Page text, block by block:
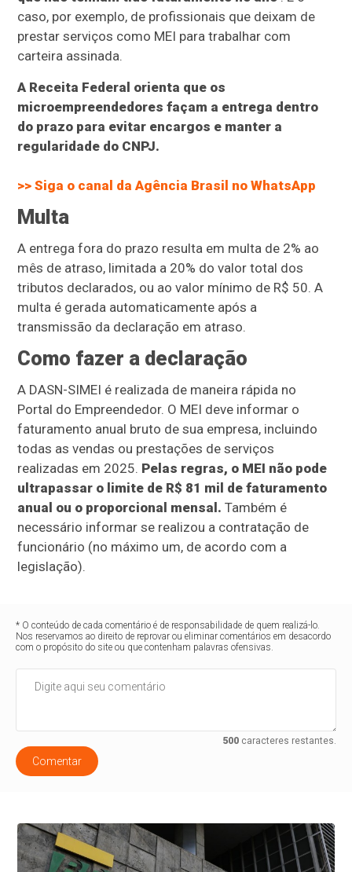
caso, por exemplo, de profissionais que deixam de
prestar serviços como MEI para trabalhar com
carteira assinada.
A Receita Federal orienta que os
microempreendedores façam a entrega dentro
do prazo para evitar encargos e manter a
regularidade do CNPJ.
>> Siga o canal daAgência Brasil no WhatsApp
Multa
A entrega fora do prazo resulta em multa de 2% ao
mês de atraso, limitada a 20% do valor total dos
tributos declarados, ou ao valor mínimo de R$ 50. A
multa é gerada automaticamente após a
transmissão da declaração em atraso.
Como fazer a declaração
A DASN-SIMEI é realizada de maneira rápida no
Portal do Empreendedor. O MEI deve informar o
faturamento anual bruto de sua empresa, incluindo
todas as vendas ou prestações de serviços
realizadas em 2025. Pelas regras, o MEI não pode
ultrapassar o limite de R$ 81 mil de faturamento
anual ou o proporcional mensal. Também é
necessário informar se realizou a contratação de
funcionário (no máximo um, de acordo com a
legislação).
* O conteúdo de cada comentário é de responsabilidade de quem realizá-lo.
Nos reservamos ao direito de reprovar ou eliminar comentários em desacordo
com o propósito do site ou que contenham palavras ofensivas.
500caracteres restantes.
Comentar